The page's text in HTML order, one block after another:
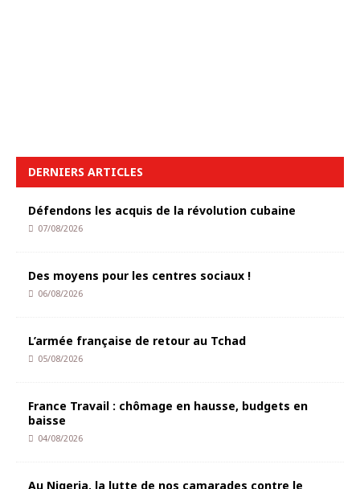
DERNIERS ARTICLES
Défendons les acquis de la révolution cubaine
07/08/2026
Des moyens pour les centres sociaux !
06/08/2026
L’armée française de retour au Tchad
05/08/2026
France Travail : chômage en hausse, budgets en
baisse
04/08/2026
Au Nigeria, la lutte de nos camarades contre le